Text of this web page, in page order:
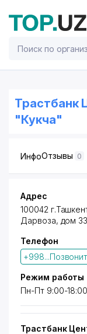
Трастбанк
"Кукча"
ИнфоОтзывы 0
Адрес
100042
Дарвоза, дом
Телефон
Режим работы
Пн-Пт 9:00-18:00
Трастбанк